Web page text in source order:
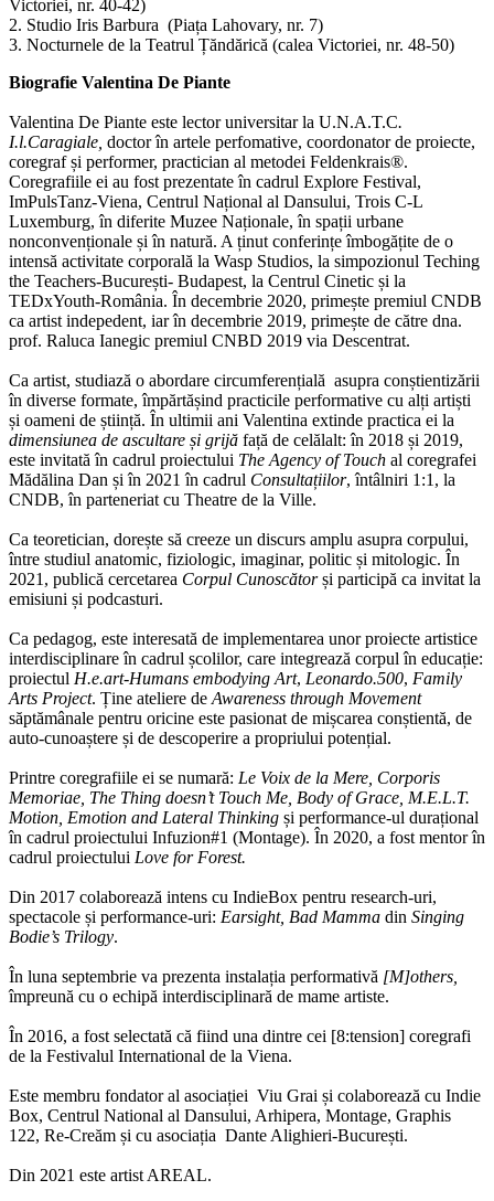
Victoriei, nr. 40-42)
2. Studio Iris Barbura (Piața Lahovary, nr. 7)
3. Nocturnele de la Teatrul Țăndărică (calea Victoriei, nr. 48-50)
Biografie Valentina De Piante
Valentina De Piante este lector universitar la U.N.A.T.C.
I.l.Caragiale, doctor în artele perfomative, coordonator de proiecte,
coregraf și performer, practician al metodei Feldenkrais®.
Coregrafiile ei au fost prezentate în cadrul Explore Festival,
ImPulsTanz-Viena, Centrul Național al Dansului, Trois C-L
Luxemburg, în diferite Muzee Naționale, în spații urbane
nonconvenționale și în natură. A ținut conferințe îmbogățite de o
intensă activitate corporală la Wasp Studios, la simpozionul Teching
the Teachers-București- Budapest, la Centrul Cinetic și la
TEDxYouth-România. În decembrie 2020, primește premiul CNDB
ca artist indepedent, iar în decembrie 2019, primește de către dna.
prof. Raluca Ianegic premiul CNBD 2019 via Descentrat.
Ca artist, studiază o abordare circumferențială asupra conștientizării
în diverse formate, împărtășind practicile performative cu alți artiști
și oameni de știință. În ultimii ani Valentina extinde practica ei la
dimensiunea de ascultare și grijă față de celălalt: în 2018 și 2019,
este invitată în cadrul proiectului The Agency of Touch al coregrafei
Mădălina Dan și în 2021 în cadrul Consultațiilor, întâlniri 1:1, la
CNDB, în parteneriat cu Theatre de la Ville.
Ca teoretician, dorește să creeze un discurs amplu asupra corpului,
între studiul anatomic, fiziologic, imaginar, politic și mitologic. În
2021, publică cercetarea Corpul Cunoscătorși participă ca invitat la
emisiuni și podcasturi.
Ca pedagog, este interesată de implementarea unor proiecte artistice
interdisciplinare în cadrul școlilor, care integrează corpul în educație:
proiectul H.e.art-Humans embodying Art, Leonardo.500, Family
Arts Project. Ține ateliere de Awareness through Movement
săptămânale pentru oricine este pasionat de mișcarea conștientă, de
auto-cunoaștere și de descoperire a propriului potențial.
Printre coregrafiile ei se numară: Le Voix de la Mere, Corporis
Memoriae, The Thing doesn’t Touch Me, Body of Grace, M.E.L.T.
Motion, Emotion and Lateral Thinking și performance-ul durațional
în cadrul proiectului Infuzion#1 (Montage). În 2020, a fost mentor în
cadrul proiectului Love for Forest.
Din 2017 colaborează intens cu IndieBox pentru research-uri,
spectacole și performance-uri: Earsight, Bad Mamma din Singing
Bodie’s Trilogy.
În luna septembrie va prezenta instalația performativă [M]others,
împreună cu o echipă interdisciplinară de mame artiste.
În 2016, a fost selectată că fiind una dintre cei [8:tension] coregrafi
de la Festivalul International de la Viena.
Este membru fondator al asociației Viu Grai și colaborează cu Indie
Box, Centrul National al Dansului, Arhipera, Montage, Graphis
122, Re-Creăm și cu asociația Dante Alighieri-București.
Din 2021 este artist AREAL.